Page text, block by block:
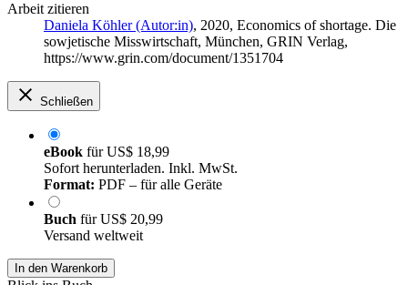
Arbeit zitieren
Daniela Köhler (Autor:in), 2020, Economics of shortage. Die
sowjetische Misswirtschaft, München, GRIN Verlag,
https://www.grin.com/document/1351704
Schließen
eBook fürUS$ 18,99
Sofort herunterladen. Inkl. MwSt.
Format: PDF – für alle Geräte
Buch fürUS$ 20,99
Versand weltweit
In den Warenkorb